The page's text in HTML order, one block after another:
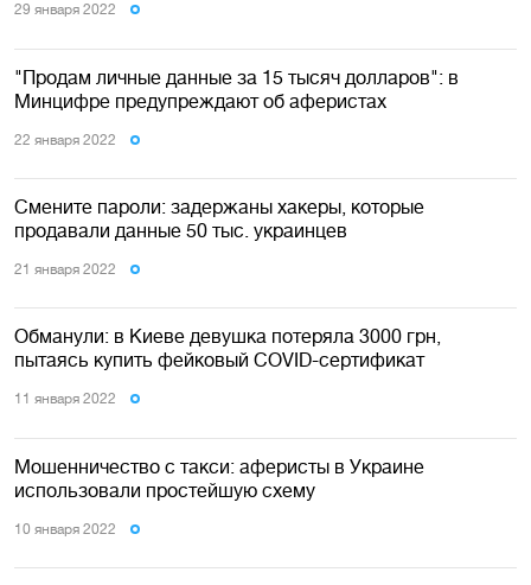
29 января 2022
"Продам личные данные за 15 тысяч долларов": в
Минцифре предупреждают об аферистах
22 января 2022
Смените пароли: задержаны хакеры, которые
продавали данные 50 тыс. украинцев
21 января 2022
Обманули: в Киеве девушка потеряла 3000 грн,
пытаясь купить фейковый COVID-сертификат
11 января 2022
Мошенничество с такси: аферисты в Украине
использовали простейшую схему
10 января 2022